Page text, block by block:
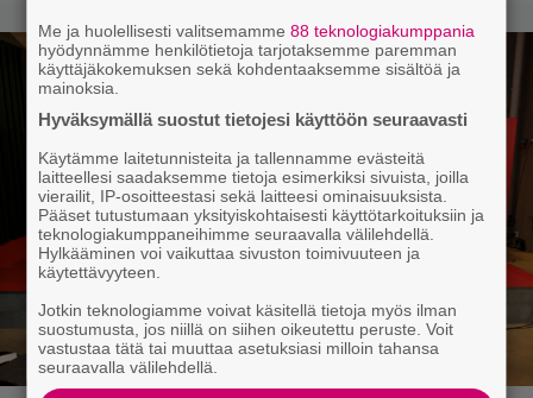
Me ja huolellisesti valitsemamme88 teknologiakumppania
hyödynnämme henkilötietoja tarjotaksemme paremman
käyttäjäkokemuksen sekä kohdentaaksemme sisältöä ja
mainoksia.
Hyväksymällä suostut tietojesi käyttöön seuraavasti
Käytämme laitetunnisteita ja tallennamme evästeitä
laitteellesi saadaksemme tietoja esimerkiksi sivuista, joilla
vierailit, IP-osoitteestasi sekä laitteesi ominaisuuksista.
Pääset tutustumaan yksityiskohtaisesti käyttötarkoituksiin ja
teknologiakumppaneihimme seuraavalla välilehdellä.
Hylkääminen voi vaikuttaa sivuston toimivuuteen ja
käytettävyyteen.
Jotkin teknologiamme voivat käsitellä tietoja myös ilman
suostumusta, jos niillä on siihen oikeutettu peruste. Voit
vastustaa tätä tai muuttaa asetuksiasi milloin tahansa
seuraavalla välilehdellä.